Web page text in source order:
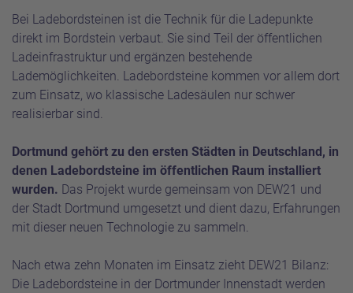
Bei Ladebordsteinen ist die Technik für die Ladepunkte
direkt im Bordstein verbaut. Sie sind Teil der öffentlichen
Ladeinfrastruktur und ergänzen bestehende
Lademöglichkeiten. Ladebordsteine kommen vor allem dort
zum Einsatz, wo klassische Ladesäulen nur schwer
realisierbar sind.
Dortmund gehört zu den ersten Städten in Deutschland, in
denen Ladebordsteine im öffentlichen Raum installiert
wurden. Das Projekt wurde gemeinsam von DEW21 und
der Stadt Dortmund umgesetzt und dient dazu, Erfahrungen
mit dieser neuen Technologie zu sammeln.
Nach etwa zehn Monaten im Einsatz zieht DEW21 Bilanz:
Die Ladebordsteine in der Dortmunder Innenstadt werden